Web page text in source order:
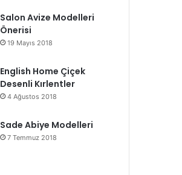
Salon Avize Modelleri
Önerisi
19 Mayıs 2018
English Home Çiçek
Desenli Kırlentler
4 Ağustos 2018
Sade Abiye Modelleri
7 Temmuz 2018